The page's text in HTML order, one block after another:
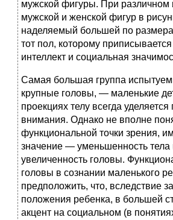
мужской фигуры. При различном
мужской и женской фигур в
наделяемый большей по
тот пол, которому
интеллект и социальная
Самая большая группа
крупные головы, — маленькие
проекциях телу всегда
внимания. Однако не вполне
функциональной точки зрения,
значение — уменьшенность тела
увеличенность головы.
головы в сознании маленького
предположить, что, вследствие
положения ребенка, в большей
акцент на социальном (в